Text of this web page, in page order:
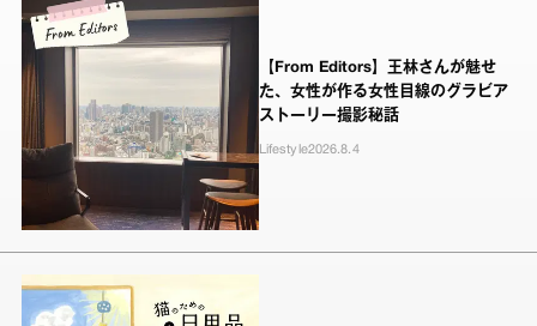
【From Editors】王林さんが魅せ
た、女性が作る女性目線のグラビア
ストーリー撮影秘話
Lifestyle2026.8.4